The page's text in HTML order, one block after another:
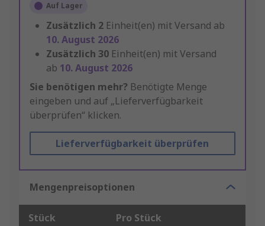
Auf Lager
Zusätzlich 2 Einheit(en) mit Versand ab
10. August 2026
Zusätzlich 30 Einheit(en) mit Versand
ab 10. August 2026
Sie benötigen mehr? Benötigte Menge
eingeben und auf „Lieferverfügbarkeit
überprüfen“ klicken.
Lieferverfügbarkeit überprüfen
Mengenpreisoptionen
Stück Pro Stück